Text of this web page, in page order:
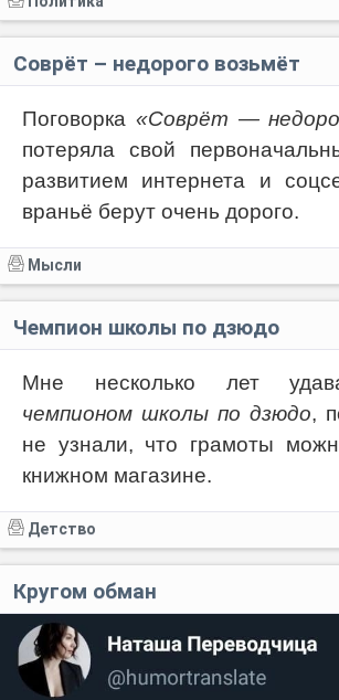
Соврёт – недорого возьмёт
Поговорка «Соврёт —
потеряла свой
развитием интернета и
враньё берут очень дорого.
Мысли
Чемпион школы по дзюдо
Мне несколько лет
чемпионом школы по дзюдо,
не узнали, что грамоты
книжном магазине.
Детство
Кругом обман